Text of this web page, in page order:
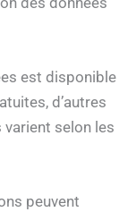
est disponible
d’autres
selon les
peuvent